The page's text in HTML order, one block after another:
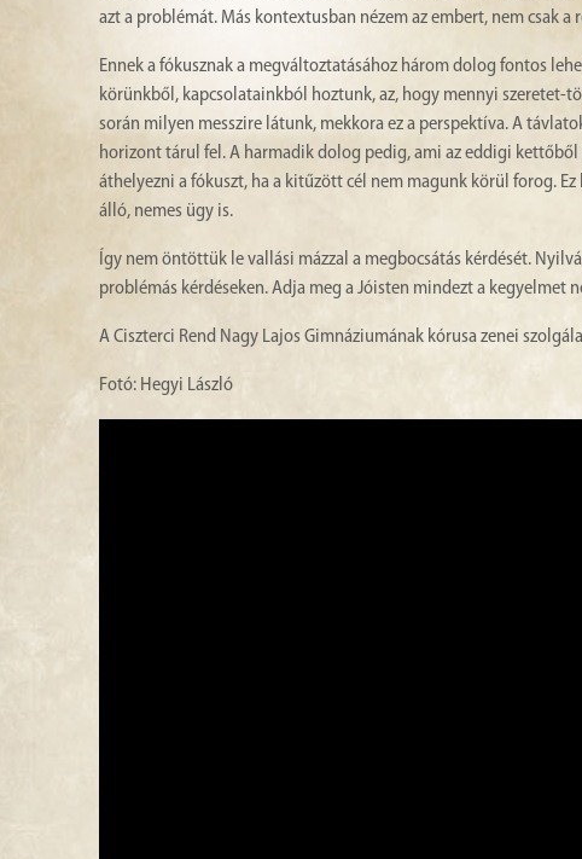
azt a problémát. Más kontextusban nézem az embert, nem csak
Ennek a fókusznak a megváltoztatásához három dolog fontos
körünkből, kapcsolatainkból hoztunk, az, hogy mennyi
során milyen messzire látunk, mekkora ez a perspektíva. A
horizont tárul fel. A harmadik dolog pedig, ami az eddigi
áthelyezni a fókuszt, ha a kitűzött cél nem magunk körül forog.
álló, nemes ügy is.
Így nem öntöttük le vallási mázzal a megbocsátás kérdését.
problémás kérdéseken. Adja meg a Jóisten mindezt a kegyelmet
A Ciszterci Rend Nagy Lajos Gimnáziumának kórusa zenei
Fotó: Hegyi László